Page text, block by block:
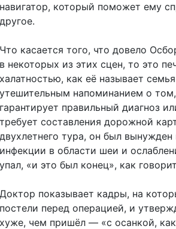
навигатор, который поможет ему
другое.
Что касается того, что довело
в некоторых из этих сцен, то это
халатностью, как её называет
утешительным напоминанием о
гарантирует правильный диагноз
требует составления дорожной
двухлетнего тура, он был
инфекции в области шеи и
упал, «и это был конец», как
Доктор показывает кадры, на
постели перед операцией, и
хуже, чем пришёл — «с осанкой,